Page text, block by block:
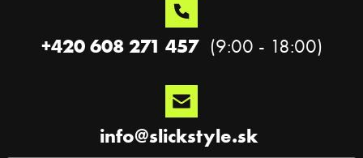
info@slickstyle.sk
+420 608 271 457